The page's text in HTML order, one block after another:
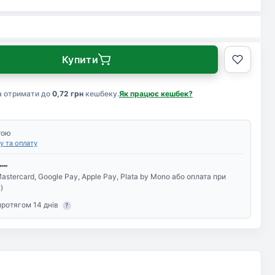
отримати до 0,72 грнкешбеку.Як працює кешбек?
Купити
та оплату
Google Pay, Apple Pay, Plata by Mono або оплата при
14 днів
?